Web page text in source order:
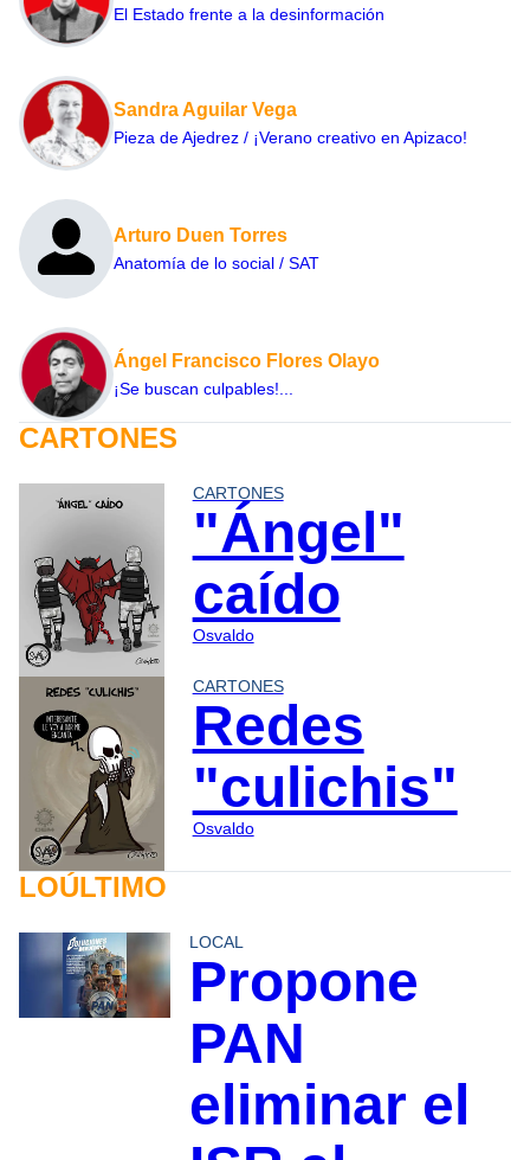
El Estado frente a la desinformación
Sandra Aguilar Vega
Pieza de Ajedrez / ¡Verano creativo en Apizaco!
Arturo Duen Torres
Anatomía de lo social / SAT
Ángel Francisco Flores Olayo
¡Se buscan culpables!...
CARTONES
CARTONES
"Ángel"
caído
Osvaldo
CARTONES
Redes
"culichis"
Osvaldo
LOÚLTIMO
LOCAL
Propone
PAN
eliminar el